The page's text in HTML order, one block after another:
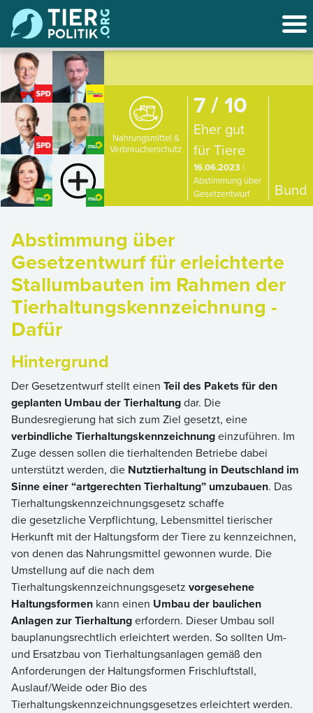
Nahrungsmittel &
Verbraucherschutz
7 / 10
Eher gut
für Tiere
16.06.2023 |
Abstimmung über
Gesetzentwurf
Bund
Abstimmung über
Gesetzentwurf für erleichterte
Stallumbauten im Rahmen der
Tierhaltungskennzeichnung -
Dafür
Hintergrund
Der Gesetzentwurf stellt einen Teil des Pakets für den
geplanten Umbau der Tierhaltungdar. Die
Bundesregierung hat sich zum Ziel gesetzt, eine
verbindliche Tierhaltungskennzeichnungeinzuführen. Im
Zuge dessen sollen die tierhaltenden Betriebe dabei
unterstützt werden, die Nutztierhaltung in Deutschland im
Sinne einer “artgerechten Tierhaltung” umzubauen. Das
Tierhaltungskennzeichnungsgesetz schaffe
die gesetzliche Verpflichtung, Lebensmittel tierischer
Herkunft mit der Haltungsform der Tiere zu kennzeichnen,
von denen das Nahrungsmittel gewonnen wurde. Die
Umstellung auf die nach dem
Tierhaltungskennzeichnungsgesetz vorgesehene
Haltungsformen kann einen Umbau der baulichen
Anlagen zur Tierhaltungerfordern. Dieser Umbau soll
bauplanungsrechtlich erleichtert werden. So sollten Um-
und Ersatzbau von Tierhaltungsanlagen gemäß den
Anforderungen der Haltungsformen Frischluftstall,
Auslauf/Weide oder Bio des
Tierhaltungskennzeichnungsgesetzes erleichtert werden.